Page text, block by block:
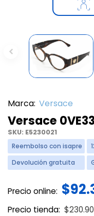
Previous
Marca: Versace
Versace
SKU: E5230021
Reembolso con isapre
Devolución gratuita
Precio online:
Precio tienda:
Price